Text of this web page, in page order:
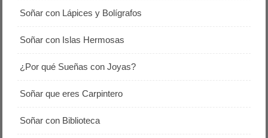
Soñar con Lápices y Bolígrafos
Soñar con Islas Hermosas
¿Por qué Sueñas con Joyas?
Soñar que eres Carpintero
Soñar con Biblioteca